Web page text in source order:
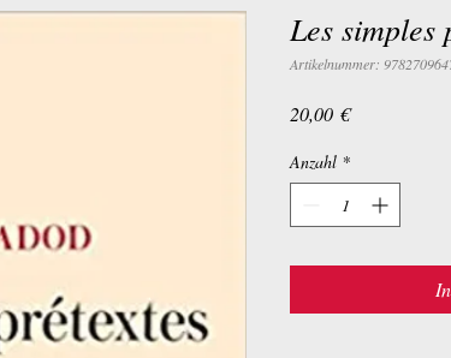
Les simples
Artikelnummer:
20,00 €Preis
Anzahl *